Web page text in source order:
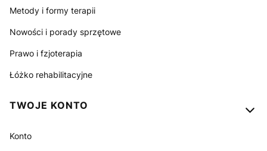
Metody i formy terapii
Nowości i porady sprzętowe
Prawo i fzjoterapia
Łóżko rehabilitacyjne
TWOJE KONTO
Konto